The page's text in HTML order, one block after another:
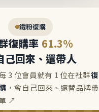
鐵粉復購
復購率 61.3%
己回來、還帶人
每 3 位會員就有 1 位在社群復
，會自己回來、還替品牌帶
↗